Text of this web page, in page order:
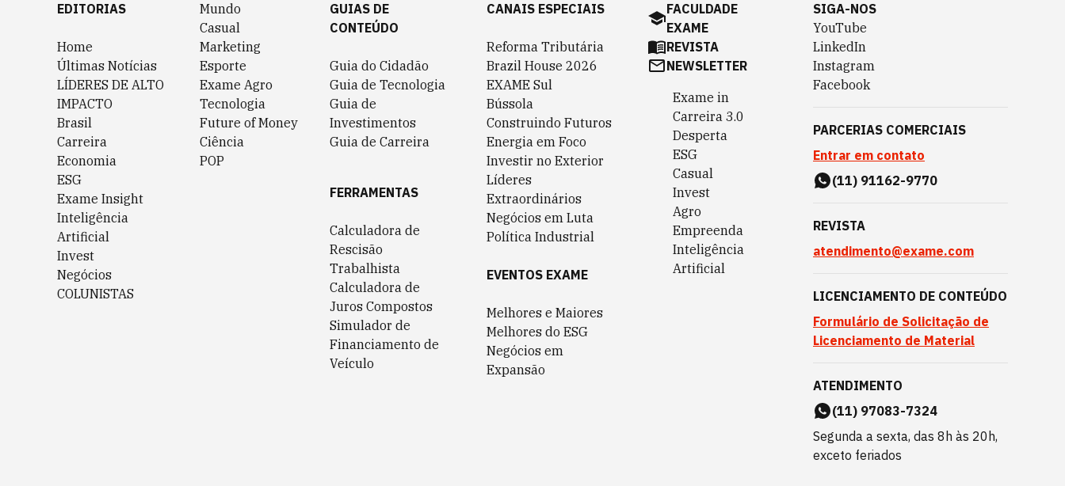
EDITORIAS
Home
Últimas Notícias
LÍDERES DE ALTO
IMPACTO
Brasil
Carreira
Economia
ESG
Exame Insight
Inteligência
Artificial
Invest
Negócios
COLUNISTAS
Mundo
Casual
Marketing
Esporte
Exame Agro
Tecnologia
Future of Money
Ciência
POP
GUIAS DE
CONTEÚDO
Guia do Cidadão
Guia de Tecnologia
Guia de
Investimentos
Guia de Carreira
FERRAMENTAS
Calculadora de
Rescisão
Trabalhista
Calculadora de
Juros Compostos
Simulador de
Financiamento de
Veículo
CANAIS ESPECIAIS
Reforma Tributária
Brazil House 2026
EXAME Sul
Bússola
Construindo Futuros
Energia em Foco
Investir no Exterior
Líderes
Extraordinários
Negócios em Luta
Política Industrial
EVENTOS EXAME
Melhores e Maiores
Melhores do ESG
Negócios em
Expansão
FACULDADE
EXAME
REVISTA
NEWSLETTER
Exame in
Carreira 3.0
Desperta
ESG
Casual
Invest
Agro
Empreenda
Inteligência
Artificial
SIGA-NOS
YouTube
LinkedIn
Instagram
Facebook
PARCERIAS COMERCIAIS
Entrar em contato
(11) 91162-9770
REVISTA
atendimento@exame.com
LICENCIAMENTO DE CONTEÚDO
Formulário de Solicitação de
Licenciamento de Material
ATENDIMENTO
(11) 97083-7324
Segunda a sexta, das 8h às 20h,
exceto feriados